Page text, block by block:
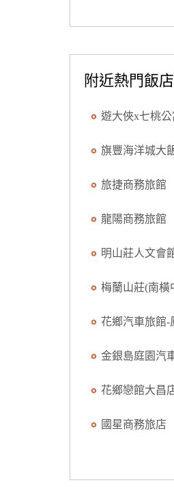
附近熱門飯店
遊大俠x七桃公
旗豐海洋城大
旅捷商務旅館
龍陽商務旅館
明山莊人文會
梅蘭山莊(南橫
花鄉汽車旅館-
金銀島庭園汽
花鄉戀館大昌
國星商務旅店